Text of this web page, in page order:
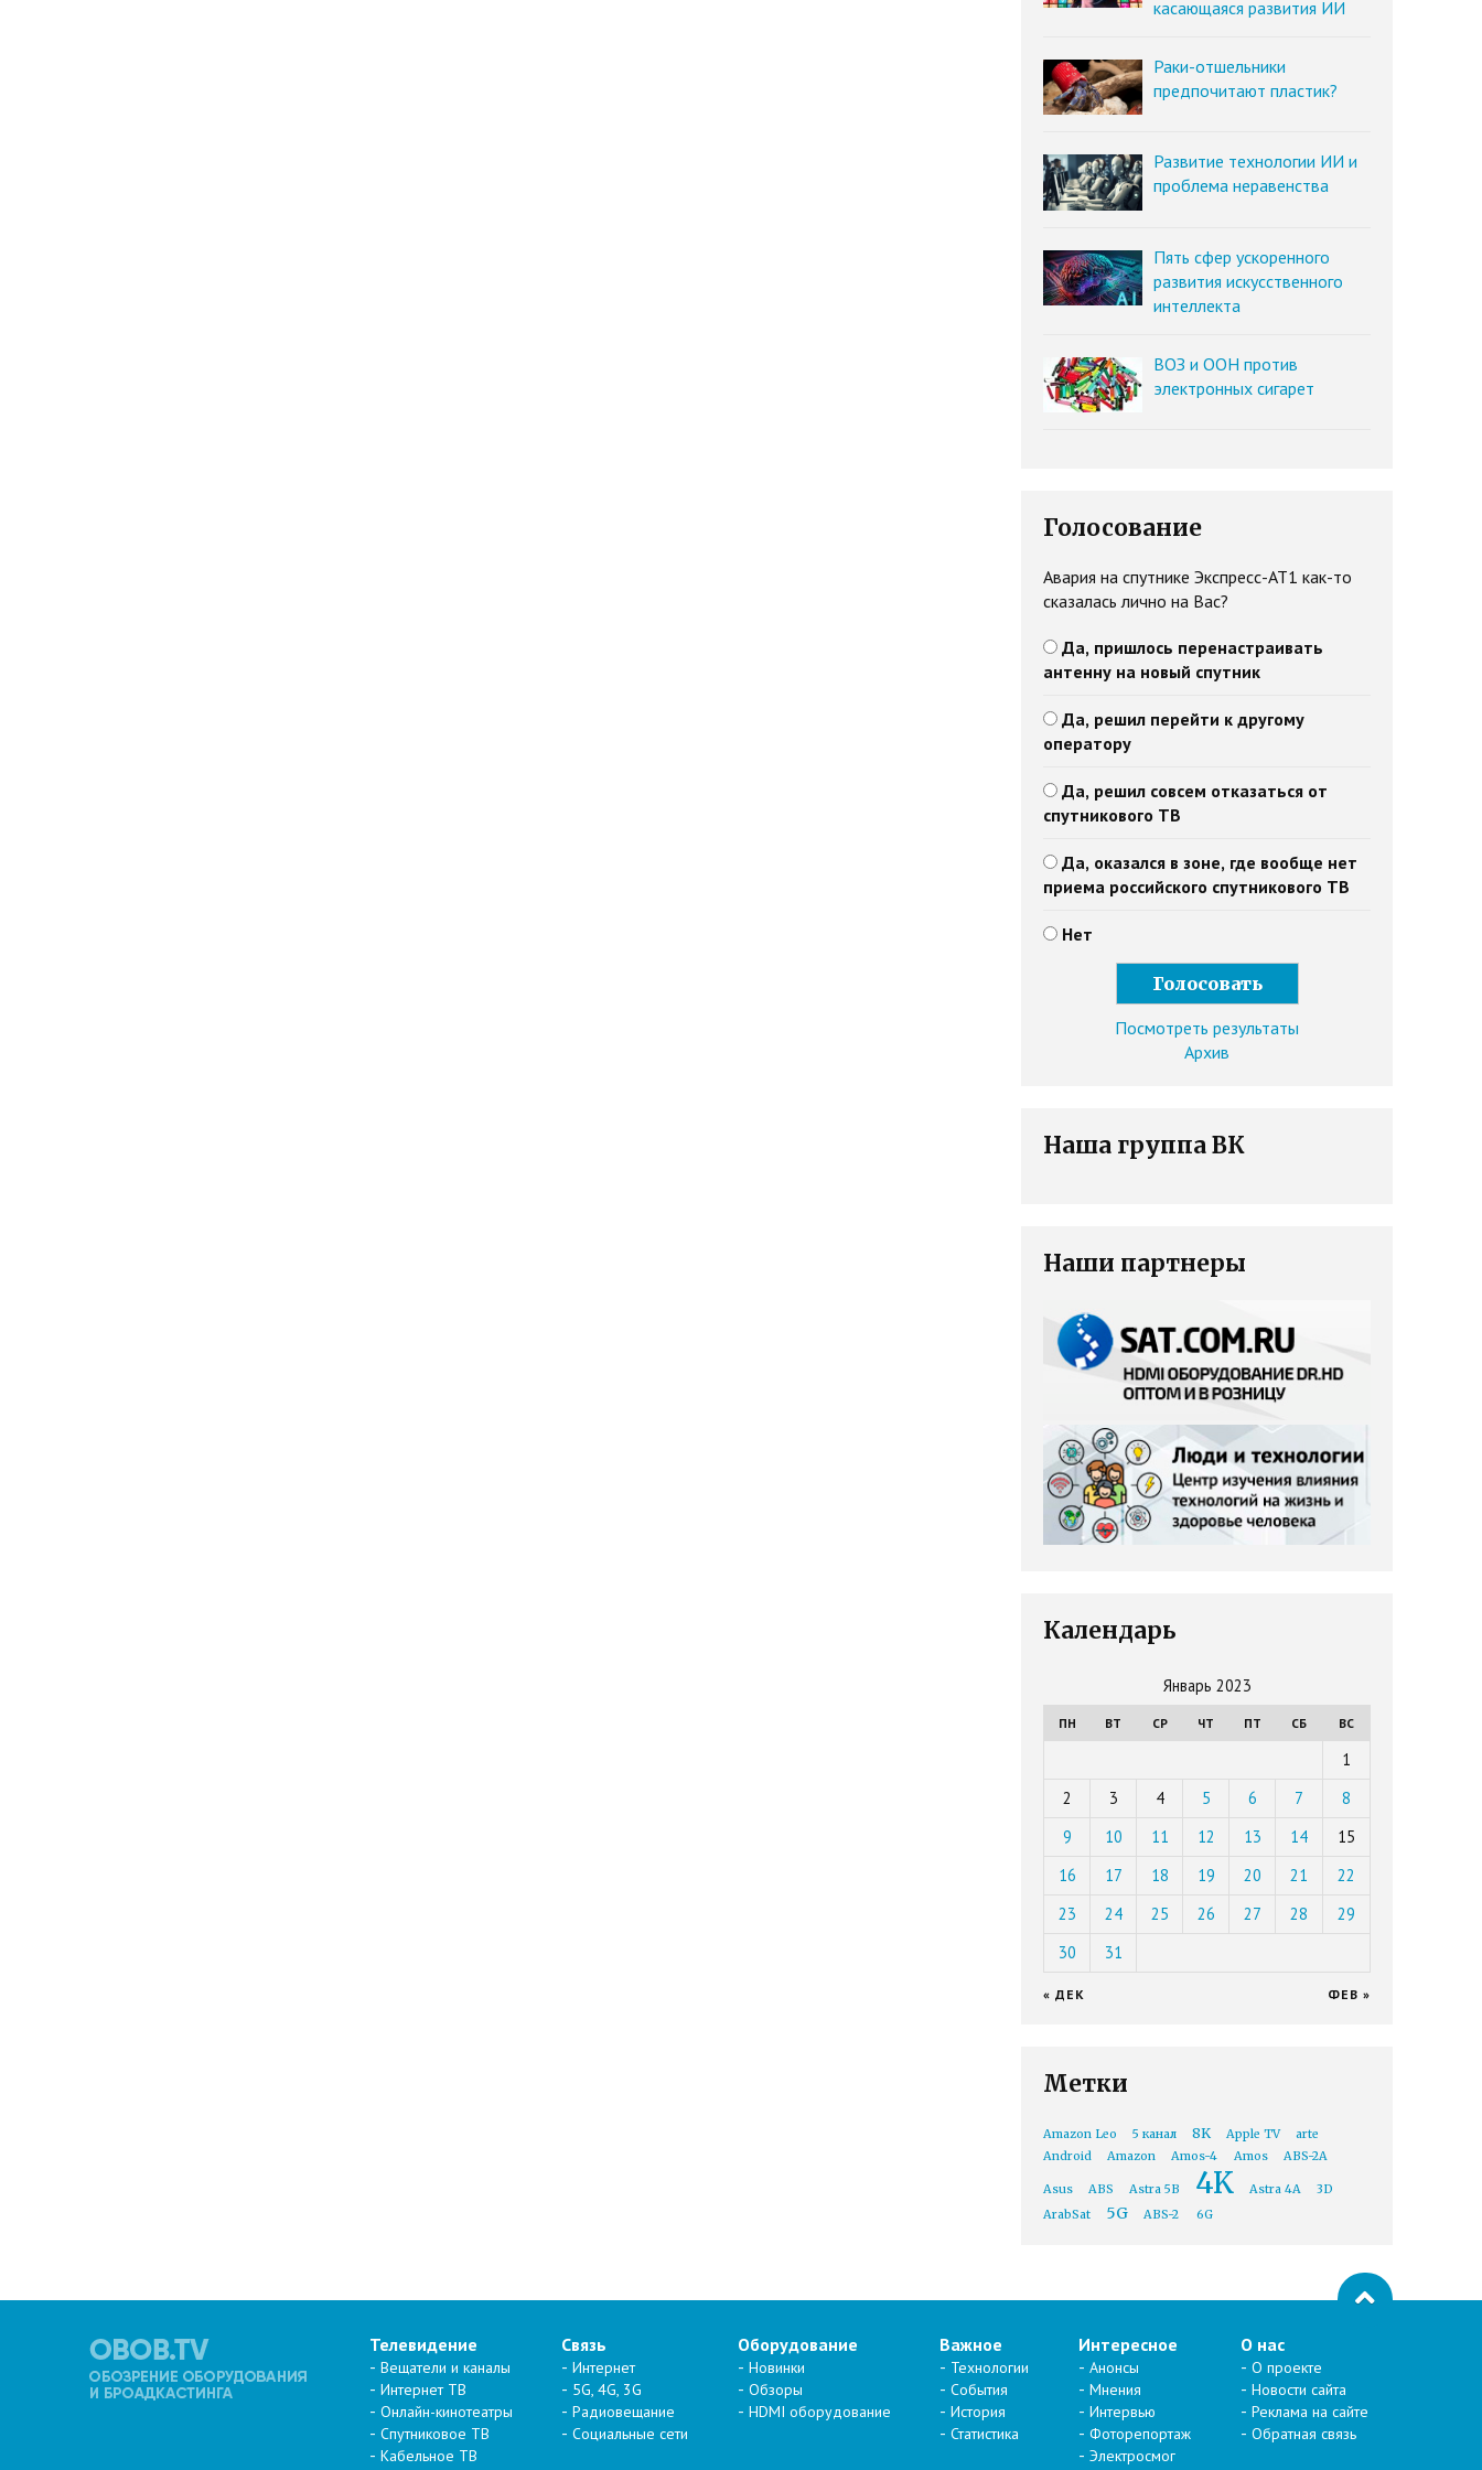
касающаяся развития ИИ
Раки-отшельники
предпочитают пластик?
Развитие технологии ИИ и
проблема неравенства
Пять сфер ускоренного
развития искусственного
интеллекта
ВОЗ и ООН против
электронных сигарет
Голосование
Авария на спутнике Экспресс-АТ1 как-то
сказалась лично на Вас?
Да, пришлось перенастраивать
антенну на новый спутник
Да, решил перейти к другому
оператору
Да, решил совсем отказаться от
спутникового ТВ
Да, оказался в зоне, где вообще нет
приема российского спутникового ТВ
Нет
Посмотреть результаты
Архив
Наша группа ВК
Наши партнеры
Календарь
Январь 2023
ПН ВТ СР ЧТ ПТ СБ ВС
1
2
3 4 5 6 7
8
9
10 11 12 13 14
15
16
17 18 19 20 21
22
23
24 25 26 27 28
29
30
31
« ДЕК ФЕВ »
Метки
Amazon Leo 5 канал 8K Apple TV
arte
Android
Amazon Amos-4 Amos ABS-2A
Asus ABS Astra 5B 4K Astra 4A
3D
ArabSat
5G ABS-2 6G
Телевидение
Вещатели и каналы
Интернет ТВ
Онлайн-кинотеатры
Спутниковое ТВ
Кабельное ТВ
Связь
Интернет
5G, 4G, 3G
Радиовещание
Социальные сети
Оборудование
Новинки
Обзоры
HDMI оборудование
Важное
Технологии
События
История
Статистика
Интересное
Анонсы
Мнения
Интервью
Фоторепортаж
Электросмог
О нас
О проекте
Новости сайта
Реклама на сайте
Обратная связь